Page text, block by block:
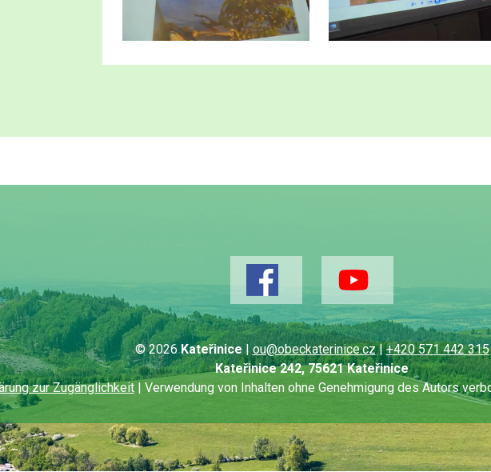
© 2026Kateřinice|ou@obeckaterinice.cz|+420 571 442 315
Kateřinice 242, 75621 Kateřinice
zur Zugänglichkeit | Verwendung von Inhalten ohne Genehmigung des Autors